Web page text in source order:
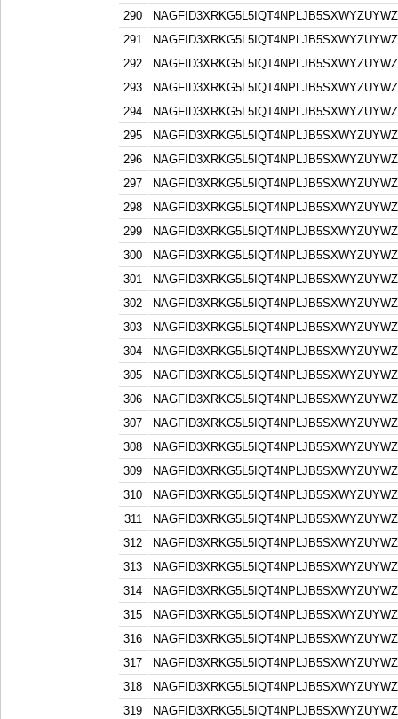
290
291
292
293
294
295
296
297
298
299
300
301
302
303
304
305
306
307
308
309
310
311
312
313
314
315
316
317
318
319